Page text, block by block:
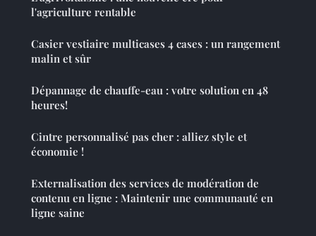
l'agriculture rentable
Casier vestiaire multicases 4 cases : un rangement
malin et sûr
Dépannage de chauffe-eau : votre solution en 48
heures!
Cintre personnalisé pas cher : alliez style et
économie !
Externalisation des services de modération de
contenu en ligne : Maintenir une communauté en
ligne saine